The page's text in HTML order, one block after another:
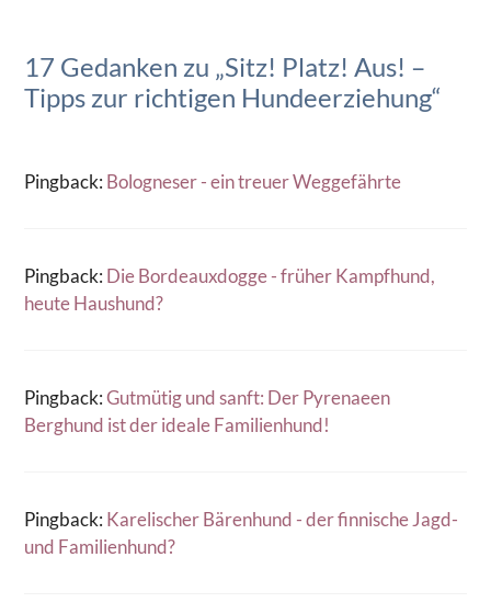
17 Gedanken zu „Sitz! Platz! Aus! –
Tipps zur richtigen Hundeerziehung“
Pingback: Bologneser - ein treuer Weggefährte
Pingback: Die Bordeauxdogge - früher Kampfhund,
heute Haushund?
Pingback:Gutmütig und sanft: Der Pyrenaeen
Berghund ist der ideale Familienhund!
Pingback: Karelischer Bärenhund - der finnische Jagd-
und Familienhund?